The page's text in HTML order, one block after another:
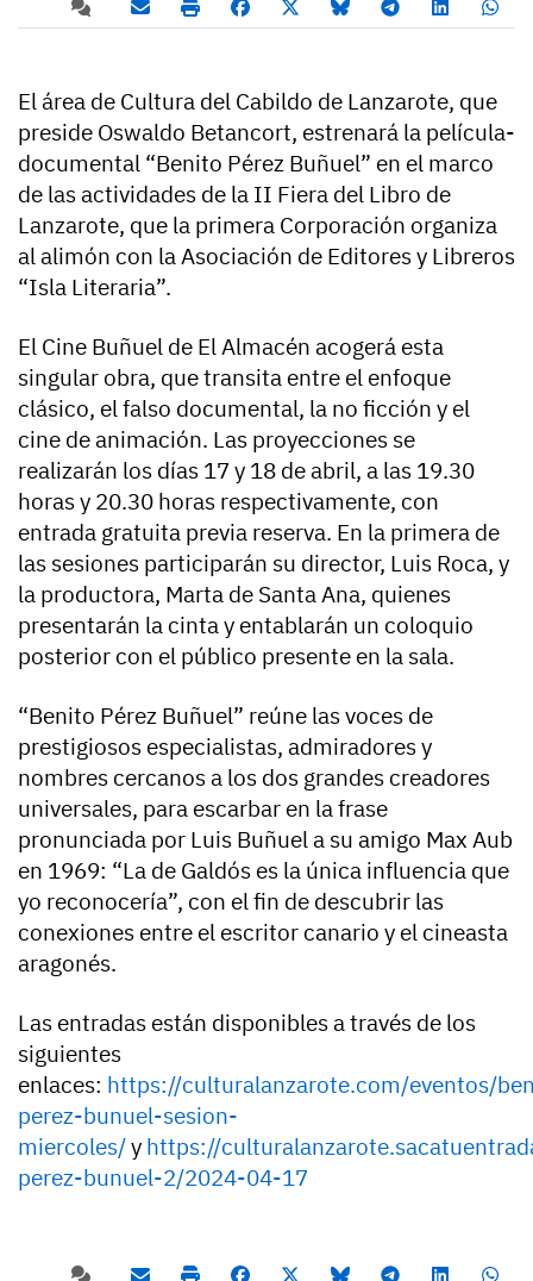
El área de Cultura del Cabildo de Lanzarote, que
preside Oswaldo Betancort, estrenará la película-
documental “Benito Pérez Buñuel” en el marco
de las actividades de la II Fiera del Libro de
Lanzarote, que la primera Corporación organiza
al alimón con la Asociación de Editores y Libreros
“Isla Literaria”.
El Cine Buñuel de El Almacén acogerá esta
singular obra, que transita entre el enfoque
clásico, el falso documental, la no ficción y el
cine de animación. Las proyecciones se
realizarán los días 17 y 18 de abril, a las 19.30
horas y 20.30 horas respectivamente, con
entrada gratuita previa reserva. En la primera de
las sesiones participarán su director, Luis Roca, y
la productora, Marta de Santa Ana, quienes
presentarán la cinta y entablarán un coloquio
posterior con el público presente en la sala.
“Benito Pérez Buñuel” reúne las voces de
prestigiosos especialistas, admiradores y
nombres cercanos a los dos grandes creadores
universales, para escarbar en la frase
pronunciada por Luis Buñuel a su amigo Max Aub
en 1969: “La de Galdós es la única influencia que
yo reconocería”, con el fin de descubrir las
conexiones entre el escritor canario y el cineasta
aragonés.
Las entradas están disponibles a través de los
siguientes
enlaces: https://culturalanzarote.com/eventos/
perez-bunuel-sesion-
miercoles/y https://
perez-bunuel-2/2024-04-17